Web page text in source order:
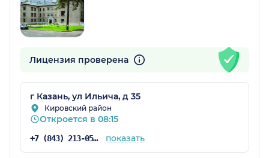
Лицензия проверена
г Казань, ул Ильича, д 35
Кировский район
Откроется в 08:15
+7 (843) 213-05-89 показать